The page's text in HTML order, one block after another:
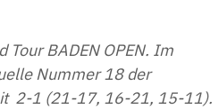
Tour BADEN OPEN. Im
Nummer 18 der
2-1 (21-17, 16-21, 15-11).